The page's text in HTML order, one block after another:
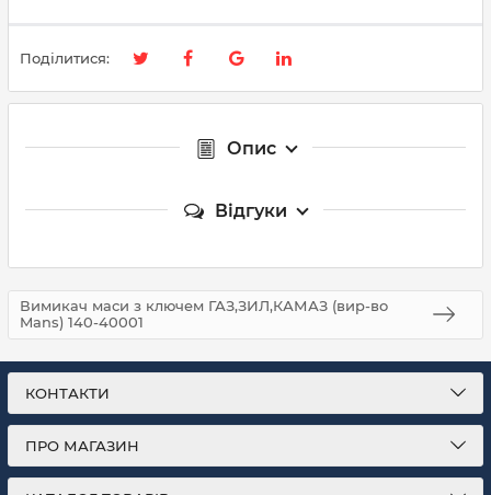
Поділитися:
Опис
Відгуки
Вимикач маси з ключем ГАЗ,ЗИЛ,КАМАЗ (вир-во
Mans) 140-40001
КОНТАКТИ
ПРО МАГАЗИН